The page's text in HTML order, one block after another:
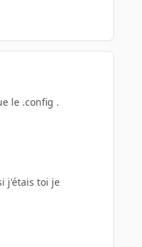
le .config .
j'étais toi je